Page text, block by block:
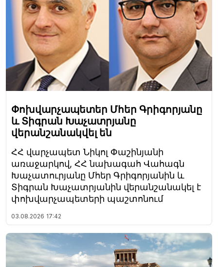
Փոխվարչապետեր Մհեր Գրիգորյանը
և Տիգրան Խաչատրյանը
վերանշանակվել են
ՀՀ վարչապետ Նիկոլ Փաշինյանի
առաջարկով, ՀՀ նախագահ Վահագն
Խաչատուրյանը Մհեր Գրիգորյանին և
Տիգրան Խաչատրյանին վերանշանակել է
փոխվարչապետերի պաշտոնում
03.08.2026 17:42